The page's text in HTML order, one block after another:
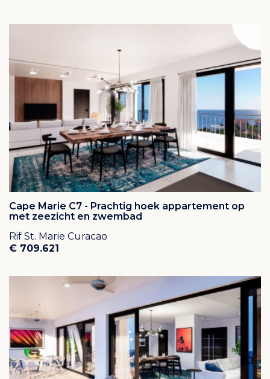
beschikbaar (onderhoud van tuin en zwembad,
verhuur voor zowel korte als lange termijn, 24/7
beveiliging).
Cape Marie C7 - Prachtig hoek appartement op
met zeezicht en zwembad
Rif St. Marie Curacao
€ 709.621